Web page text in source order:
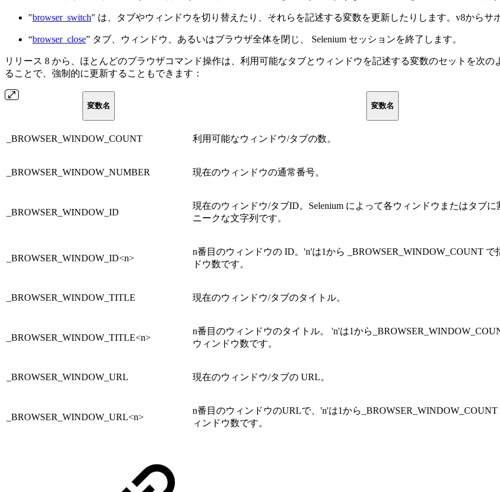
"browser_switch" は、タブやウィンドウを切り替えたり、それらを記述する変数を更新したりします。v8からサ
“browser_close” タブ、ウィンドウ、あるいはブラウザ全体を閉じ、 Selenium セッションを終了します。
リリース 8 から、ほとんどのブラウザコマンド操作は、利用可能なタブとウィンドウを記述する変数のセットを次
ることで、強制的に更新することもできます：
変数名 変数名
_BROWSER_WINDOW_COUNT 利用可能なウィンドウ/タブの数。
_BROWSER_WINDOW_NUMBER 現在のウィンドウの通常番号。
_BROWSER_WINDOW_ID
現在のウィンドウ/タブID。Selenium によって各ウィンドウまたはタブ
ニークな文字列です。
_BROWSER_WINDOW_ID<n>
n番目のウィンドウの ID。'n'は1から _BROWSER_WINDOW_COUNT で
ドウ数です。
_BROWSER_WINDOW_TITLE 現在のウィンドウ/タブのタイトル。
_BROWSER_WINDOW_TITLE<n>
n番目のウィンドウのタイトル。 'n'は1から
ウィンドウ数です。
_BROWSER_WINDOW_URL 現在のウィンドウ/タブの URL。
_BROWSER_WINDOW_URL<n>
n番目のウィンドウのURLで、'n'は1から
ィンドウ数です。